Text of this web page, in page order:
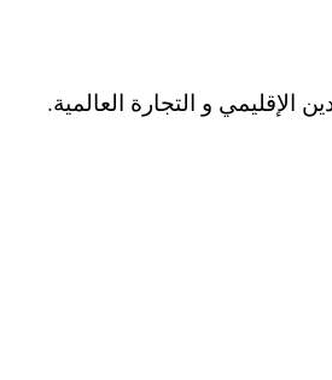
الإقليمي و التجارة العالمية.